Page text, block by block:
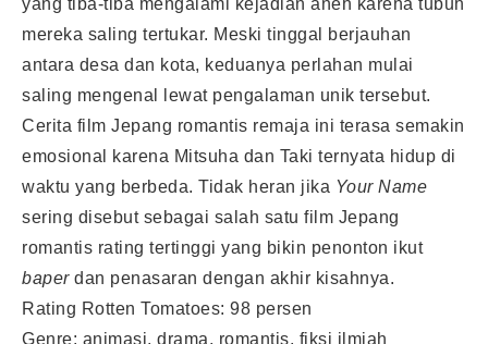
yang tiba-tiba mengalami kejadian aneh karena tubuh
mereka saling tertukar. Meski tinggal berjauhan
antara desa dan kota, keduanya perlahan mulai
saling mengenal lewat pengalaman unik tersebut.
Cerita film Jepang romantis remaja ini terasa semakin
emosional karena Mitsuha dan Taki ternyata hidup di
waktu yang berbeda. Tidak heran jika Your Name
sering disebut sebagai salah satu film Jepang
romantis rating tertinggi yang bikin penonton ikut
baperdan penasaran dengan akhir kisahnya.
Rating Rotten Tomatoes: 98 persen
Genre: animasi, drama, romantis, fiksi ilmiah